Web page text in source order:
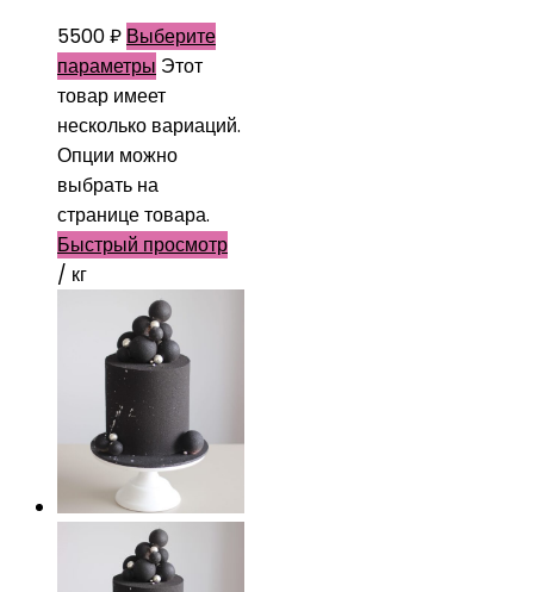
5500₽ Выберите
параметры Этот
товар имеет
несколько вариаций.
Опции можно
выбрать на
странице товара.
Быстрый просмотр
/ кг